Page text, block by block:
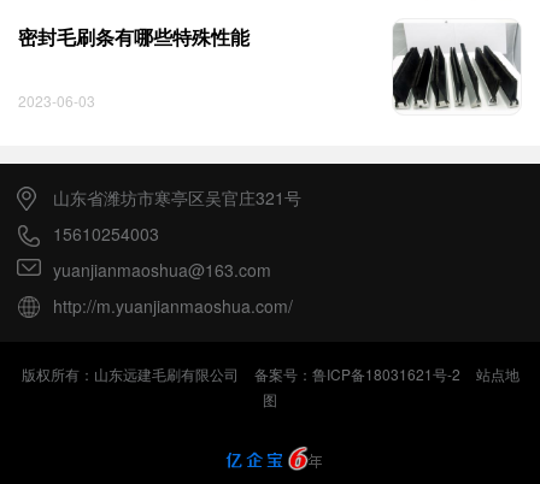
密封毛刷条有哪些特殊性能
2023-06-03
山东省潍坊市寒亭区吴官庄321号
15610254003
yuanjianmaoshua@163.com
http://m.yuanjianmaoshua.com/
版权所有：山东远建毛刷有限公司 备案号：鲁ICP备18031621号-2
站点地
图